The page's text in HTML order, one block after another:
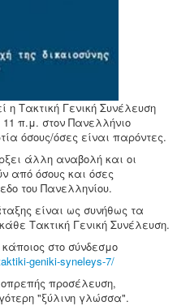
η Τακτική Γενική Συνέλευση
π.μ. στον Πανελλήνιο
όσους/όσες είναι παρόντες.
άλλη αναβολή και οι
από όσους και όσες
του Πανελληνίου.
είναι ως συνήθως τα
Τακτική Γενική Συνέλευση.
στο σύνδεσμο
geniki-syneleys-7/
προσέλευση,
"ξύλινη γλώσσα".